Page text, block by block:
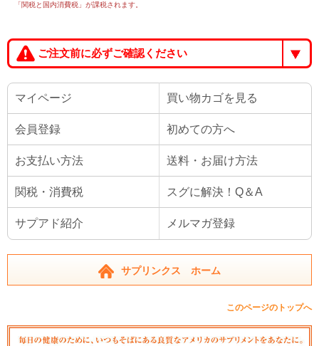
「関税と国内消費税」が課税されます。
ご注文前に必ずご確認ください
マイページ 買い物カゴを見る
会員登録 初めての方へ
お支払い方法 送料・お届け方法
関税・消費税 スグに解決！Q＆A
サプアド紹介 メルマガ登録
サプリンクス ホーム
このページのトップへ